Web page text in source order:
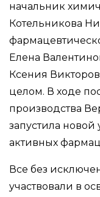
начальник
Котельникова
Елена
Ксения
целом. В ходе
производства
запустила новой
активных
Все без
участвовали в